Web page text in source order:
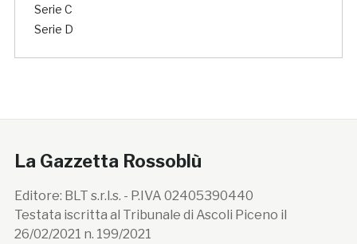
Serie C
Serie D
La Gazzetta Rossoblù
Editore: BLT s.r.l.s. - P.IVA 02405390440
Testata iscritta al Tribunale di Ascoli Piceno il
26/02/2021 n. 199/2021